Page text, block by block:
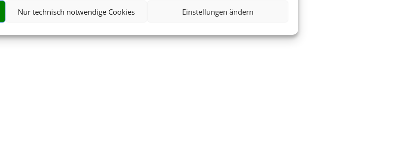
Nur technisch notwendige Cookies Einstellungen ändern